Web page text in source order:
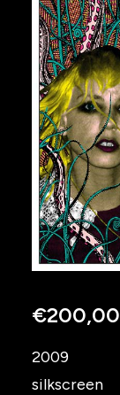
€200,00
2009
silkscreen